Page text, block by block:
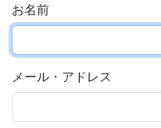
お名前
メール・アドレス